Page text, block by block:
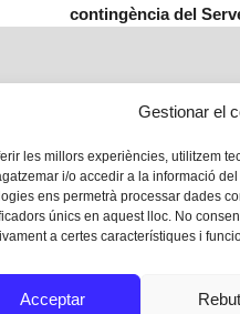
Gestionar el
les millors experiències, utilitzem
i/o accedir a la informació
ens permetrà processar dades
únics en aquest lloc. No
a certes característiques i
Acceptar
contingència del